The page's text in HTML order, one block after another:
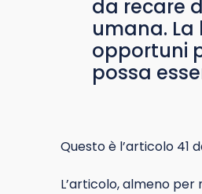
da recare
umana.
opportuni
possa
Questo è l’articolo 41
L’articolo, almeno